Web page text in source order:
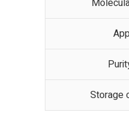
Storage